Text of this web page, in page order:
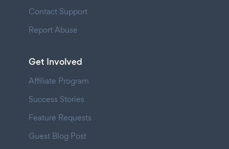
Contact Support
Report Abuse
Get Involved
Affiliate Program
Success Stories
Feature Requests
Guest Blog Post